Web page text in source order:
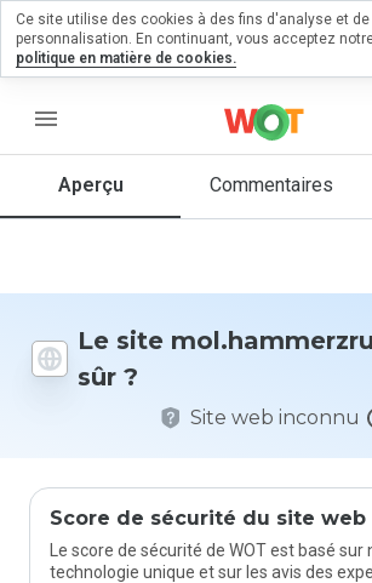
menu
Aperçu Commentaires
Le site
sûr ?
Site web inconnu
Score de sécurité du site web
Le score de sécurité de WOT est basé sur
technologie unique et sur les avis des
un
sur
Quelle
donneriez-
Ce site utilise des cookies à des fins d'analyse et de
personnalisation. En continuant, vous acceptez
politique en matière de cookies.